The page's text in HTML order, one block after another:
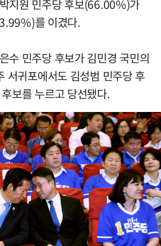
지원 민주당 후보(66.00%)가
를 이겼다.
수 민주당 후보가 김민경 국민의
서귀포에서도 김성범 민주당 후
보를 누르고 당선됐다.